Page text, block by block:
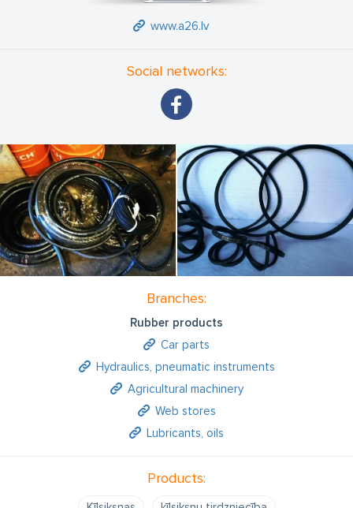
www.a26.lv
Social networks:
Branches:
Rubber products
Car parts
Hydraulics, pneumatic instruments
Agricultural machinery
Web stores
Lubricants, oils
Products: